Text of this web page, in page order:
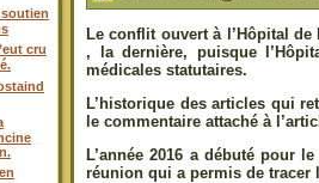
cru
Le conflit ouvert à l’Hôpital de
, la dernière, puisque
médicales statutaires.
L’historique des articles qui
le commentaire attaché à
L’année 2016 a débuté pour
réunion qui a permis de tracer